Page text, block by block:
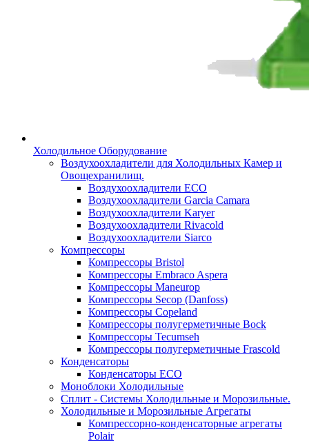
Холодильное Оборудование
Воздухоохладители для Холодильных Камер и
Овощехранилищ.
Воздухоохладители ECO
Воздухоохладители Garcia Camara
Воздухоохладители Karyer
Воздухоохладители Rivacold
Воздухоохладители Siarco
Компрессоры
Компрессоры Bristol
Компрессоры Embraco Aspera
Компрессоры Maneurop
Компрессоры Secop (Danfoss)
Компрессоры Copeland
Компрессоры полугерметичные Bock
Компрессоры Tecumseh
Компрессоры полугерметичные Frascold
Конденсаторы
Конденсаторы ECO
Моноблоки Холодильные
Сплит - Системы Холодильные и Морозильные.
Холодильные и Морозильные Агрегаты
Компрессорно-конденсаторные агрегаты
Polair